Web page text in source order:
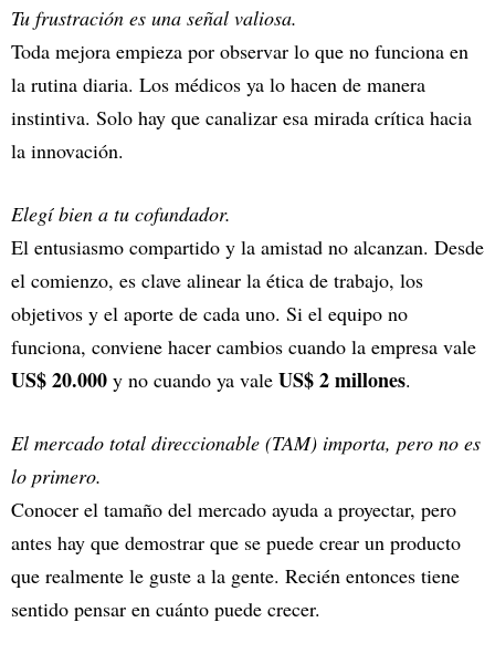
Tu frustración es una señal valiosa.
Toda mejora empieza por observar lo que no funciona en
la rutina diaria. Los médicos ya lo hacen de manera
instintiva. Solo hay que canalizar esa mirada crítica hacia
la innovación.
Elegí bien a tu cofundador.
El entusiasmo compartido y la amistad no alcanzan. Desde
el comienzo, es clave alinear la ética de trabajo, los
objetivos y el aporte de cada uno. Si el equipo no
funciona, conviene hacer cambios cuando la empresa vale
US$ 20.000 y no cuando ya vale US$ 2 millones.
El mercado total direccionable (TAM) importa, pero no es
lo primero.
Conocer el tamaño del mercado ayuda a proyectar, pero
antes hay que demostrar que se puede crear un producto
que realmente le guste a la gente. Recién entonces tiene
sentido pensar en cuánto puede crecer.